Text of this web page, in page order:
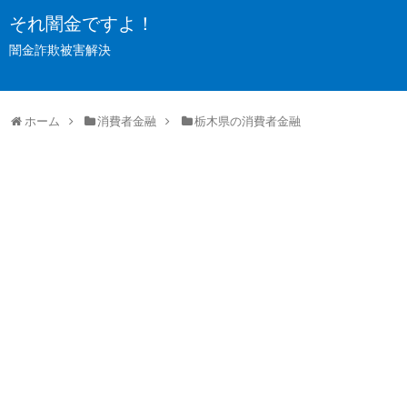
それ闇金ですよ！
闇金詐欺被害解決
ホーム 消費者金融 栃木県の消費者金融